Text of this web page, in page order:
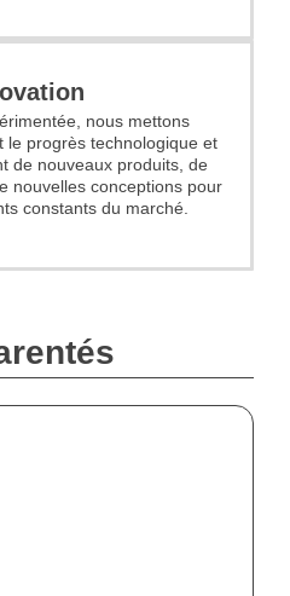
nous mettons
le progrès technologique et
de nouveaux produits, de
nouvelles conceptions pour
constants du marché.